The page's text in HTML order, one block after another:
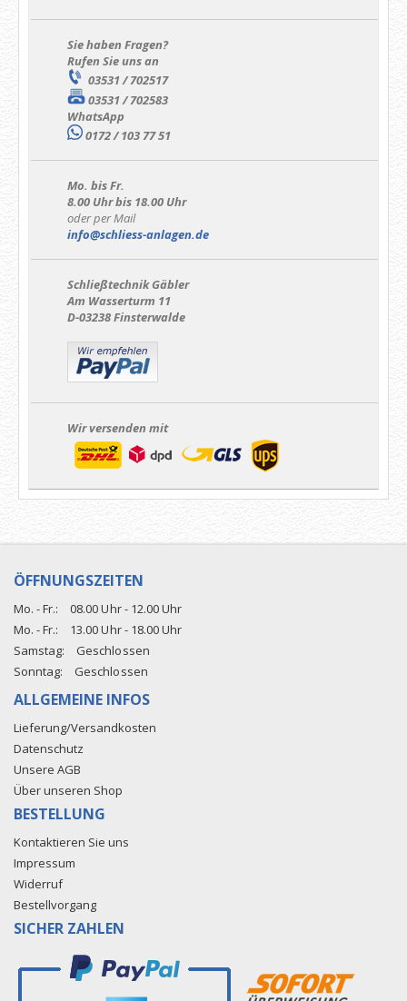
Sie haben Fragen?
Rufen Sie uns an
03531 / 702517
03531 / 702583
WhatsApp
0172 / 103 77 51
Mo. bis Fr.
8.00 Uhr bis 18.00 Uhr
oder per Mail
info@schliess-anlagen.de
Schließtechnik Gäbler
Am Wasserturm 11
D-03238 Finsterwalde
Wir versenden mit
ÖFFNUNGSZEITEN
Mo. - Fr.:
08.00 Uhr - 12.00 Uhr
Mo. - Fr.:
13.00 Uhr - 18.00 Uhr
Samstag:
Geschlossen
Sonntag:
Geschlossen
ALLGEMEINE INFOS
Lieferung/Versandkosten
Datenschutz
Unsere AGB
Über unseren Shop
BESTELLUNG
Kontaktieren Sie uns
Impressum
Widerruf
Bestellvorgang
SICHER ZAHLEN